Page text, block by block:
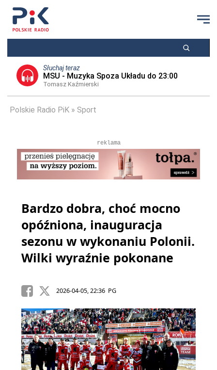
Słuchaj teraz
MSU - Muzyka Spoza Układu do 23:00
Tomasz Kaźmierski
Polskie Radio PiK Sport
reklama
Bardzo dobra, choć mocno
opóźniona, inauguracja
sezonu w wykonaniu Polonii.
Wilki wyraźnie pokonane
2026-04-05, 22:36 PG